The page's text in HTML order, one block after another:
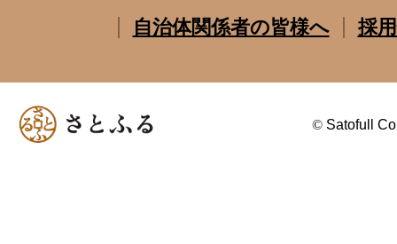
自治体関係者の皆様へ
採
© Satofull